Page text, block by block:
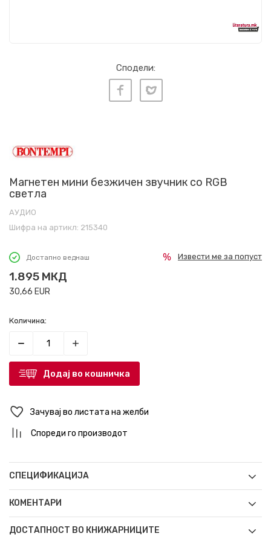
Сподели:
Магнетен мини безжичен звучник со RGB
светла
АУДИО
Шифра на артикл: 215340
Достапно веднаш
1.895 МКД
30,66 EUR
Извести ме за попуст
Количина:
Додај во кошничка
Зачувај во листата на желби
Спореди го производот
СПЕЦИФИКАЦИЈА
КОМЕНТАРИ
ДОСТАПНОСТ ВО КНИЖАРНИЦИТЕ